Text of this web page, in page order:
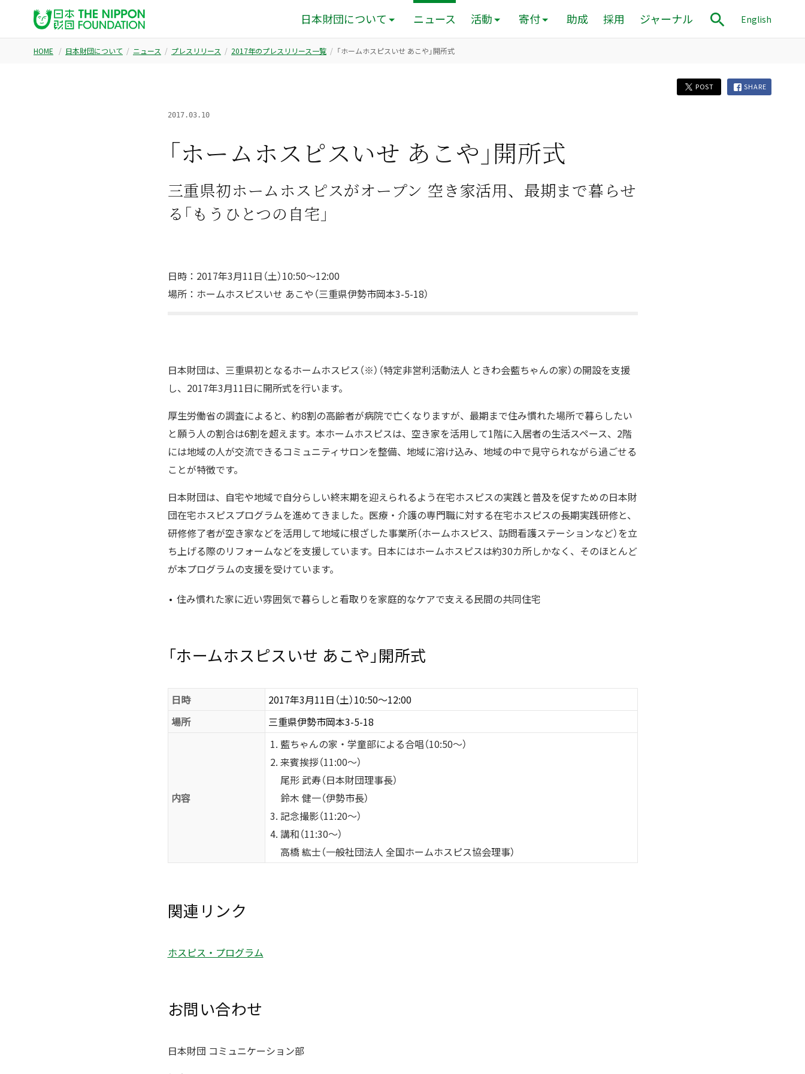
日本財団について ニュース 活動 寄付 助成 採用 ジャーナル English
HOME 日本財団について ニュース プレスリリース 2017年のプレスリリース一覧 「ホームホスピスいせ あこや」開所式
POST SHARE
2017.03.10
「ホームホスピスいせ あこや」開所式
三重県初ホームホスピスがオープン 空き家活用、最期まで暮らせ
る「もうひとつの自宅」
日時：2017年3月11日（土）10:50～12:00
場所：ホームホスピスいせ あこや（三重県伊勢市岡本3-5-18）
日本財団は、三重県初となるホームホスピス（※）（特定非営利活動法人 ときわ会藍ちゃんの家）の開設を支援
し、2017年3月11日に開所式を行います。
厚生労働省の調査によると、約8割の高齢者が病院で亡くなりますが、最期まで住み慣れた場所で暮らしたい
と願う人の割合は6割を超えます。本ホームホスピスは、空き家を活用して1階に入居者の生活スペース、2階
には地域の人が交流できるコミュニティサロンを整備、地域に溶け込み、地域の中で見守られながら過ごせる
ことが特徴です。
日本財団は、自宅や地域で自分らしい終末期を迎えられるよう在宅ホスピスの実践と普及を促すための日本財
団在宅ホスピスプログラムを進めてきました。医療・介護の専門職に対する在宅ホスピスの長期実践研修と、
研修修了者が空き家などを活用して地域に根ざした事業所（ホームホスピス、訪問看護ステーションなど）を立
ち上げる際のリフォームなどを支援しています。日本にはホームホスピスは約30カ所しかなく、そのほとんど
が本プログラムの支援を受けています。
住み慣れた家に近い雰囲気で暮らしと看取りを家庭的なケアで支える民間の共同住宅
「ホームホスピスいせ あこや」開所式
日時
2017年3月11日（土）10:50～12:00
場所
三重県伊勢市岡本3-5-18
内容
藍ちゃんの家・学童部による合唱（10:50～）
来賓挨拶（11:00～）
尾形 武寿（日本財団理事長）
鈴木 健一（伊勢市長）
記念撮影（11:20～）
講和（11:30～）
高橋 紘士（一般社団法人 全国ホームホスピス協会理事）
関連リンク
ホスピス・プログラム
お問い合わせ
日本財団 コミュニケーション部